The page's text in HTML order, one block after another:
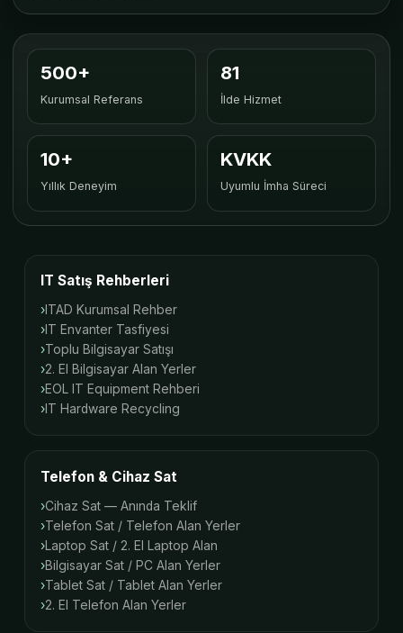
500+
Kurumsal Referans
81
İlde Hizmet
10+
Yıllık Deneyim
KVKK
Uyumlu İmha Süreci
IT Satış Rehberleri
ITAD Kurumsal Rehber
IT Envanter Tasfiyesi
Toplu Bilgisayar Satışı
2. El Bilgisayar Alan Yerler
EOL IT Equipment Rehberi
IT Hardware Recycling
Telefon & Cihaz Sat
Cihaz Sat — Anında Teklif
Telefon Sat / Telefon Alan Yerler
Laptop Sat / 2. El Laptop Alan
Bilgisayar Sat / PC Alan Yerler
Tablet Sat / Tablet Alan Yerler
2. El Telefon Alan Yerler